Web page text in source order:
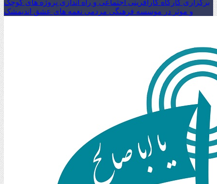
برگزاری کارگاه کارآفرینی اجتماعی و راه اندازی پروژه های کوچک
و موثر در موسسه فرهنگی مردمی نغمه های عشق اندیمشک